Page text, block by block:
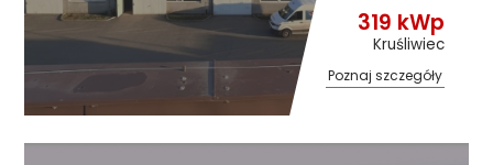
319 kWp
Kruśliwiec
Poznaj szczegóły